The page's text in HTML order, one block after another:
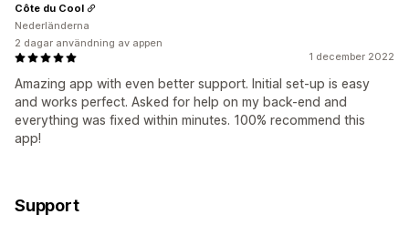
1 december 2022
Amazing app with even better support. Initial set-up is easy
and works perfect. Asked for help on my back-end and
everything was fixed within minutes. 100% recommend this
app!
Côte du Cool
Nederländerna
2 dagar användning av appen
Support